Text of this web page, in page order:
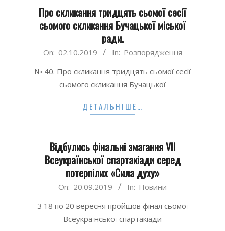
Про скликання тридцять сьомої сесії
сьомого скликання Бучацької міської
ради.
2019-
02
On: 02.10.2019 In: Розпорядження
№ 40. Про скликання тридцять сьомої сесії
сьомого скликання Бучацької
ДЕТАЛЬНІШЕ…
Відбулись фінальні змагання VII
Всеукраїнської спартакіади серед
потерпілих «Сила духу»
20
On: 20.09.2019 In: Новини
З 18 по 20 вересня пройшов фінал сьомої
Всеукраїнської спартакіади